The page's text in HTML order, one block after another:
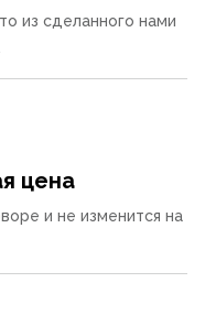
из сделанного нами
цена
и не изменится на